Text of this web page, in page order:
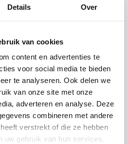
Details Over
van cookies
content en advertenties te
voor social media te bieden
te analyseren. Ook delen we
van onze site met onze
adverteren en analyse. Deze
combineren met andere
verstrekt of die ze hebben
uw gebruik van hun services.